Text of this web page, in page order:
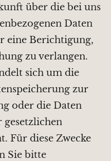
über die bei uns
Daten
eine Berichtigung,
zu verlangen.
sich um die
zur
oder die Daten
gesetzlichen
Für diese Zwecke
Sie bitte